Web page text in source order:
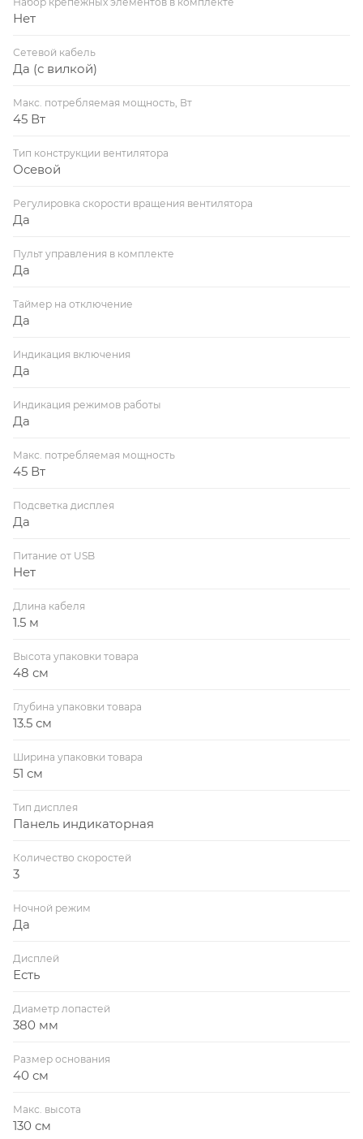
Нет
Сетевой кабель
Да (с вилкой)
Макс. потребляемая мощность, Вт
45 Вт
Тип конструкции вентилятора
Осевой
Регулировка скорости вращения вентилятора
Да
Пульт управления в комплекте
Да
Таймер на отключение
Да
Индикация включения
Да
Индикация режимов работы
Да
Макс. потребляемая мощность
45 Вт
Подсветка дисплея
Да
Питание от USB
Нет
Длина кабеля
1.5 м
Высота упаковки товара
48 см
Глубина упаковки товара
13.5 см
Ширина упаковки товара
51 см
Тип дисплея
Панель индикаторная
Количество скоростей
3
Ночной режим
Да
Дисплей
Есть
Диаметр лопастей
380 мм
Размер основания
40 см
Макс. высота
130 см